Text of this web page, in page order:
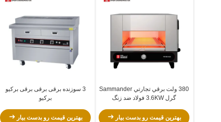
380 ولت برقي تجارتي Sammander
گرل 3.6KW فولاد ضد زنگ
بهترین قیمت رو بدست بیار
3 سوزنده برقی برقی برقی برکیو
برکیو
بهترین قیمت رو بدست بیار